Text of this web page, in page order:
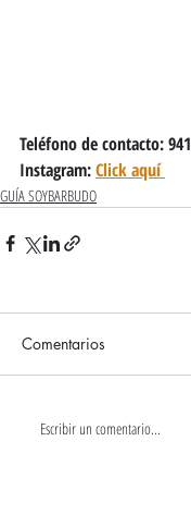
Teléfono de contacto:
Instagram: Click aquí
GUÍA SOYBARBUDO
Comentarios
Escribir un comentario...